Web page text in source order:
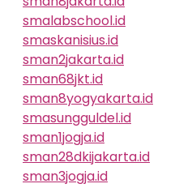
smalabschool.id
smaskanisius.id
sman2jakarta.id
sman68jkt.id
sman8yogyakarta.id
smasungguldel.id
sman1jogja.id
sman28dkijakarta.id
sman3jogja.id